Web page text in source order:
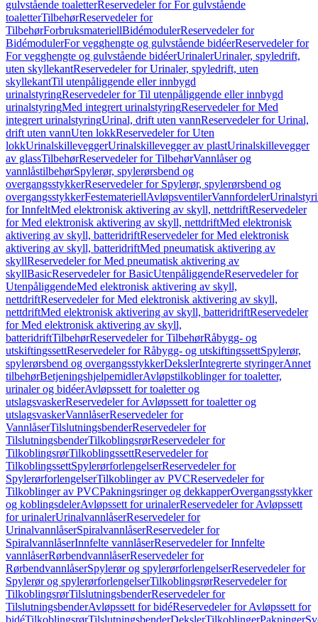
gulvstående toaletterReservedeler for For gulvstående
toaletterTilbehørReservedeler for
TilbehørForbruksmateriellBidémodulerReservedeler for
BidémodulerFor vegghengte og gulvstående bidéerReservedeler for
For vegghengte og gulvstående bidéerUrinalerUrinaler, spyledrift,
uten skyllekantReservedeler for Urinaler, spyledrift, uten
skyllekantTil utenpåliggende eller innbygd
urinalstyringReservedeler for Til utenpåliggende eller innbygd
urinalstyringMed integrert urinalstyringReservedeler for Med
integrert urinalstyringUrinal, drift uten vannReservedeler for Urinal,
drift uten vannUten lokkReservedeler for Uten
lokkUrinalskilleveggerUrinalskillevegger av plastUrinalskillevegger
av glassTilbehørReservedeler for TilbehørVannlåser og
vannlåstilbehørSpylerør, spylerørsbend og
overgangsstykkerReservedeler for Spylerør, spylerørsbend og
overgangsstykkerFestemateriellAvløpsventilerVannfordeler
for InnfeltMed elektronisk aktivering av skyll, nettdriftReservedeler
for Med elektronisk aktivering av skyll, nettdriftMed elektronisk
aktivering av skyll, batteridriftReservedeler for Med elektronisk
aktivering av skyll, batteridriftMed pneumatisk aktivering av
skyllReservedeler for Med pneumatisk aktivering av
skyllBasicReservedeler for BasicUtenpåliggendeReservedeler for
UtenpåliggendeMed elektronisk aktivering av skyll,
nettdriftReservedeler for Med elektronisk aktivering av skyll,
nettdriftMed elektronisk aktivering av skyll, batteridriftReservedeler
for Med elektronisk aktivering av skyll,
batteridriftTilbehørReservedeler for TilbehørRåbygg- og
utskiftingssettReservedeler for Råbygg- og utskiftingssettSpylerør,
spylerørsbend og overgangsstykkerDekslerIntegrerte styringerAnnet
tilbehørBetjeningshjelpemidlerAvløpstilkoblinger for toaletter,
urinaler og bidéerAvløpssett for toaletter og
utslagsvaskerReservedeler for Avløpssett for toaletter og
utslagsvaskerVannlåserReservedeler for
VannlåserTilslutningsbenderReservedeler for
TilslutningsbenderTilkoblingsrørReservedeler for
TilkoblingsrørTilkoblingssettReservedeler for
TilkoblingssettSpylerørforlengelserReservedeler for
SpylerørforlengelserTilkoblinger av PVCReservedeler for
Tilkoblinger av PVCPakningsringer og dekkapperOvergangsstykker
og koblingsdelerAvløpssett for urinalerReservedeler for Avløpssett
for urinalerUrinalvannlåserReservedeler for
UrinalvannlåserSpiralvannlåserReservedeler for
SpiralvannlåserInnfelte vannlåserReservedeler for Innfelte
vannlåserRørbendvannlåserReservedeler for
RørbendvannlåserSpylerør og spylerørforlengelserReservedeler for
Spylerør og spylerørforlengelserTilkoblingsrørReservedeler for
TilkoblingsrørTilslutningsbenderReservedeler for
TilslutningsbenderAvløpssett for bidéReservedeler for Avløpssett for
bidéTilkoblingsrørTilslutningsbenderDekslerTilkoblingerPakninger